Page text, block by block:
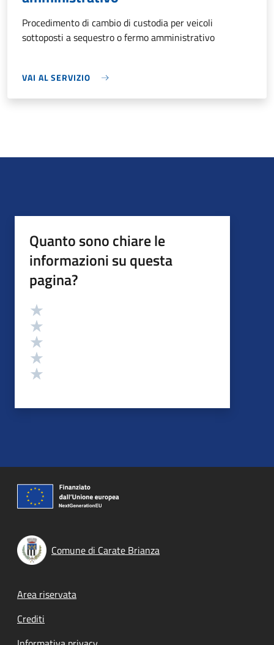
Procedimento di cambio di custodia per veicoli
sottoposti a sequestro o fermo amministrativo
VAI AL SERVIZIO
Quanto sono chiare le
informazioni su questa
pagina?
Valutazione
Comune di Carate Brianza
Footer menu
Area riservata
Crediti